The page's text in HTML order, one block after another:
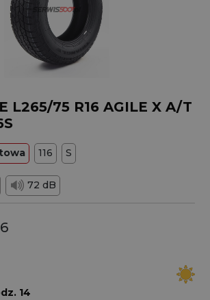
L265/75 R16 AGILE X A/T
116 S
72 dB
14